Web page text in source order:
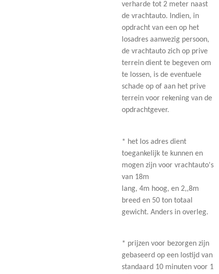
verharde tot 2 meter naast
de vrachtauto. Indien, in
opdracht van een op het
losadres aanwezig persoon,
de vrachtauto zich op prive
terrein dient te begeven om
te lossen, is de eventuele
schade op of aan het prive
terrein voor rekening van de
opdrachtgever.
* het los adres dient
toegankelijk te kunnen en
mogen zijn voor vrachtauto's
van 18m
lang, 4m hoog, en 2,,8m
breed en 50 ton totaal
gewicht. Anders in overleg.
* prijzen voor bezorgen zijn
gebaseerd op een lostijd van
standaard 10 minuten voor 1